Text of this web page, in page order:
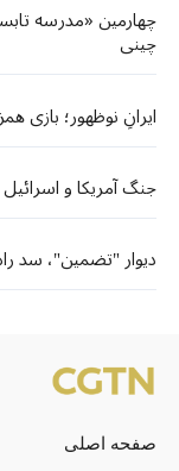
چهارمین «مدرسه
چینی
ایرانِ نوظهور؛ بازی
جنگ آمریکا و اسرائیل
دیوار "تضمین"، سد
صفحه اصلی